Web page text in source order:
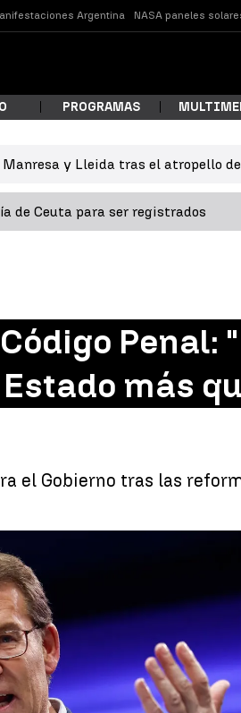
Argentina NASA paneles
PROGRAMAS
y Lleida tras el atropello
de Ceuta para ser registrados
Penal:
más
el Gobierno tras las
Penal: "El partido Socialista ha